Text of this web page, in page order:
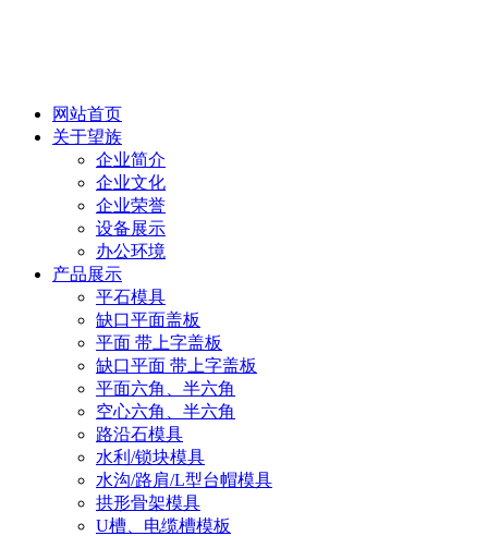
网站首页
关于望族
企业简介
企业文化
企业荣誉
设备展示
办公环境
产品展示
平石模具
缺口平面盖板
平面 带上字盖板
缺口平面 带上字盖板
平面六角、半六角
空心六角、半六角
路沿石模具
水利/锁块模具
水沟/路肩/L型台帽模具
拱形骨架模具
U槽、电缆槽模板